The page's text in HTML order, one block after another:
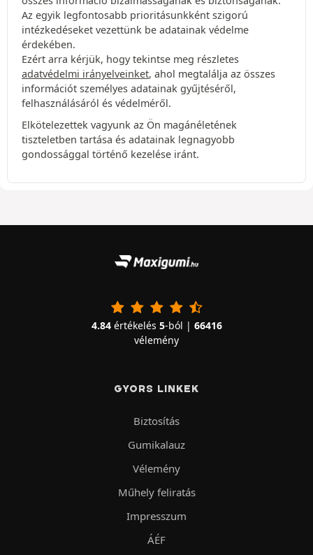
Az egyik legfontosabb prioritásunkként szigorú
intézkedéseket vezettünk be adatainak védelme
érdekében.
Ezért arra kérjük, hogy tekintse meg részletes
adatvédelmi irányelveinket, ahol megtalálja az összes
információt személyes adatainak gyűjtéséről,
felhasználásáról és védelméről.
Elkötelezettek vagyunk az Ön magánéletének
tiszteletben tartása és adatainak legnagyobb
gondossággal történő kezelése iránt.
4.84értékelés 5-ból | 66416
vélemény
GYORS LINKEK
Biztosítás
Gumikalauz
Vélemény
Műhely feliratás
Impresszum
ÁÉF